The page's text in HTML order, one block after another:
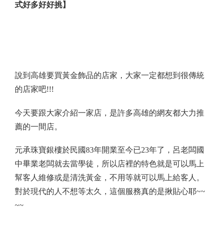
式好多好好挑】
說到高雄要買黃金飾品的店家，大家一定都想到很傳統
的店家吧!!!
今天要跟大家介紹一家店，是許多高雄的網友都大力推
薦的一間店。
元承珠寶銀樓於民國83年開業至今已23年了，呂老闆國
中畢業老闆就去當學徒，所以店裡的特色就是可以馬上
幫客人維修或是清洗黃金，不用等就可以馬上給客人。
對於現代的人不想等太久，這個服務真的是揪貼心耶~~
~~